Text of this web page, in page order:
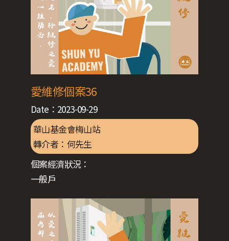
愛維修個案36
Date： 2023-09-29
華山基金會梅山站
轉介者： 何先生
個案經濟狀況：
一般戶